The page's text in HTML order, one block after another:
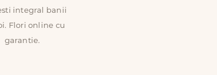
integral banii
Flori online cu
garantie.